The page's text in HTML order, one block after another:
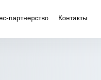
партнерство Контакты